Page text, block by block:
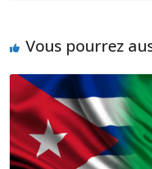
Vous pourrez